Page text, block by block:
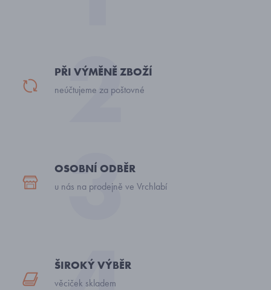
PŘI VÝMĚNĚ ZBOŽÍ
neúčtujeme za poštovné
OSOBNÍ ODBĚR
u nás na prodejně ve Vrchlabí
ŠIROKÝ VÝBĚR
věciček skladem